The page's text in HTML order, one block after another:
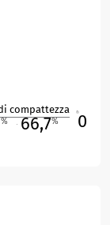
compattezza
% 66,7% 0